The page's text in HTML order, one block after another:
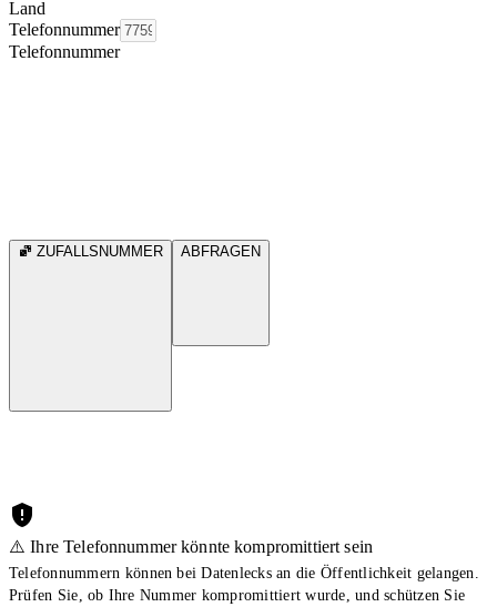
Land
Telefonnummer
Telefonnummer
ZUFALLSNUMMER ABFRAGEN
⚠️ Ihre Telefonnummer könnte kompromittiert sein
Telefonnummern können bei Datenlecks an die Öffentlichkeit gelangen.
Prüfen Sie, ob Ihre Nummer kompromittiert wurde, und schützen Sie